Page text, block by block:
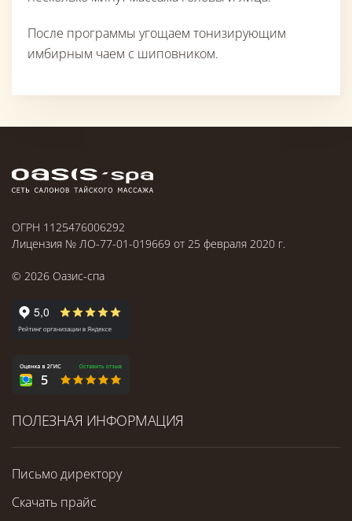
После программы угощаем тонизирующим
имбирным чаем с шиповником.
ОГРН 1125476006292
Лицензия № ЛО-77-01-019669 от 25 февраля 2020 г.
© 2026 Оазис-спа
ПОЛЕЗНАЯ ИНФОРМАЦИЯ
Письмо директору
Скачать прайс